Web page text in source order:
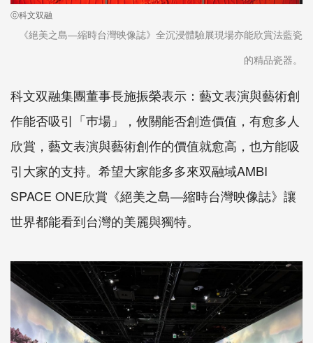
ⓒ科文双融
《絕美之島—縮時台灣映像誌》全沉浸體驗展現場亦能欣賞法藍瓷
的精品瓷器。
科文双融集團董事長施振榮表示：藝文表演與藝術創
作能否吸引「巿場」，攸關能否創造價值，有愈多人
欣賞，藝文表演與藝術創作的價值就愈高，也方能吸
引大家的支持。希望大家能多多來双融域AMBI
SPACE ONE欣賞《絕美之島—縮時台灣映像誌》讓
世界都能看到台灣的美麗與獨特。